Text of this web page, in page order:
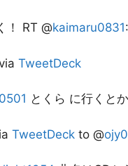
！ RT @kaimaru0831
TweetDeck
とくら に行くとか
TweetDeck to @